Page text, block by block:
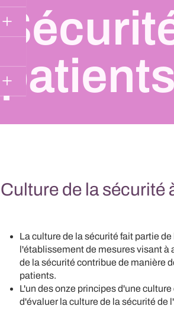
patients
Culture de la sécurité
La culture de la sécurité fait partie
l'établissement de mesures visant à
de la sécurité contribue de manière
patients.
L'un des onze principes d'une
d'évaluer la culture de la sécurité de